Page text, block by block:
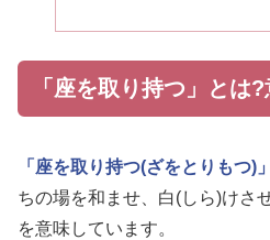
「座を取り持つ」とは
「座を取り持つ(ざをとりもつ)」
ちの場を和ませ、白(しら)けさ
を意味しています。